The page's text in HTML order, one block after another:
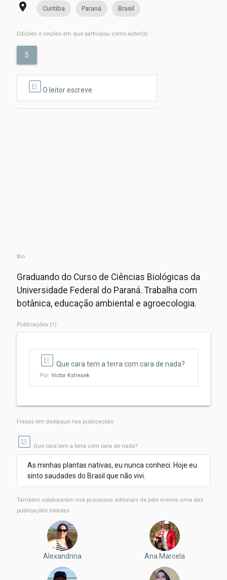
place Curitiba Paraná Brasil
Edições e seções em que participou como autor(a)
5
O leitor escreve
Bio
Graduando do Curso de Ciências Biológicas da
Universidade Federal do Paraná. Trabalha com
botânica, educação ambiental e agroecologia.
Publicações (1)
Que cara tem a terra com cara de nada?
Por: Victor Kshesek
Frases em destaque nas publicações
Que cara tem a terra com cara de nada?
As minhas plantas nativas, eu nunca conheci. Hoje eu
sinto saudades do Brasil que não vivi.
Também colaboraram nos processos editoriais de pelo menos uma das
publicações listadas
Alexandrina Ana Marcela